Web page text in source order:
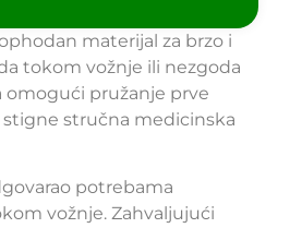
materijal za brzo i
tokom vožnje ili nezgoda
omogući pružanje prve
stručna medicinska
potrebama
vožnje. Zahvaljujući